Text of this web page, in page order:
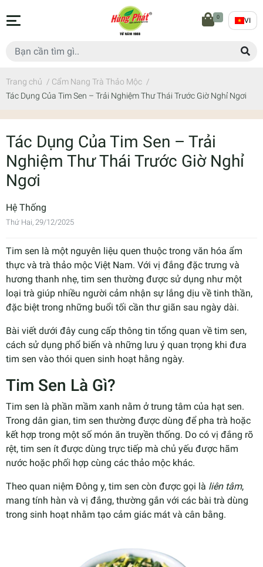
0 VI
Trang chủ / Cẩm Nang Trà Thảo Mộc /
Tác Dụng Của Tim Sen – Trải Nghiệm Thư Thái Trước Giờ Nghỉ Ngơi
Tác Dụng Của Tim Sen – Trải
Nghiệm Thư Thái Trước Giờ Nghỉ
Ngơi
Hệ Thống
Thứ Hai, 29/12/2025
Tim sen là một nguyên liệu quen thuộc trong văn hóa ẩm
thực và trà thảo mộc Việt Nam. Với vị đắng đặc trưng và
hương thanh nhẹ, tim sen thường được sử dụng như một
loại trà giúp nhiều người cảm nhận sự lắng dịu về tinh thần,
đặc biệt trong những buổi tối cần thư giãn sau ngày dài.
Bài viết dưới đây cung cấp thông tin tổng quan về tim sen,
cách sử dụng phổ biến và những lưu ý quan trọng khi đưa
tim sen vào thói quen sinh hoạt hằng ngày.
Tim Sen Là Gì?
Tim sen là phần mầm xanh nằm ở trung tâm của hạt sen.
Trong dân gian, tim sen thường được dùng để pha trà hoặc
kết hợp trong một số món ăn truyền thống. Do có vị đắng rõ
rệt, tim sen ít được dùng trực tiếp mà chủ yếu được hãm
nước hoặc phối hợp cùng các thảo mộc khác.
Theo quan niệm Đông y, tim sen còn được gọi là liên tâm,
mang tính hàn và vị đắng, thường gắn với các bài trà dùng
trong sinh hoạt nhằm tạo cảm giác mát và cân bằng.